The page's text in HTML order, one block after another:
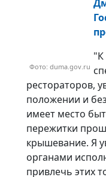
Фото: duma.gov.ru
"К
рестораторов,
положении и
имеет место
пережитки
крышевание. Я
органами
привлечь этих